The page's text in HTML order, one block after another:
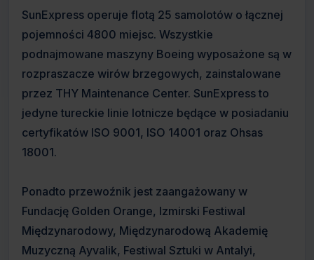
SunExpress operuje flotą 25 samolotów o łącznej
pojemności 4800 miejsc. Wszystkie
podnajmowane maszyny Boeing wyposażone są w
rozpraszacze wirów brzegowych, zainstalowane
przez THY Maintenance Center. SunExpress to
jedyne tureckie linie lotnicze będące w posiadaniu
certyfikatów ISO 9001, ISO 14001 oraz Ohsas
18001.
Ponadto przewoźnik jest zaangażowany w
Fundację Golden Orange, Izmirski Festiwal
Międzynarodowy, Międzynarodową Akademię
Muzyczną Ayvalik, Festiwal Sztuki w Antalyi,